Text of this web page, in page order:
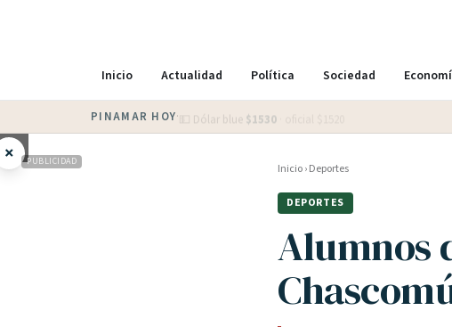
Inicio Actualidad Política Sociedad
PINAMAR HOY· 💵 Dólar blue $ 1530
× PUBLICIDAD Inicio›Deportes
DEPORTES
Alumnos